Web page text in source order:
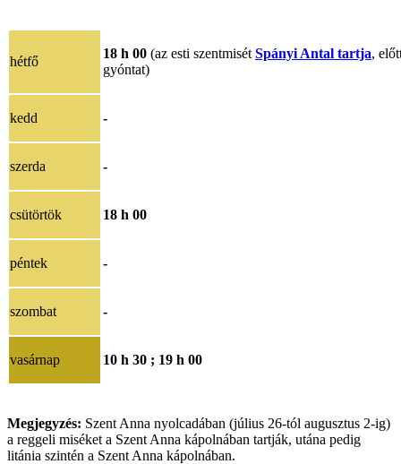
hétfő
18 h 00 (az esti szentmisét Spányi Antal tartja,
gyóntat)
kedd -
szerda -
csütörtök 18 h 00
péntek -
szombat -
vasárnap 10 h 30 ; 19 h 00
Megjegyzés: Szent Anna nyolcadában (július 26-tól augusztus 2-ig)
a reggeli miséket a Szent Anna kápolnában tartják, utána pedig
litánia szintén a Szent Anna kápolnában.